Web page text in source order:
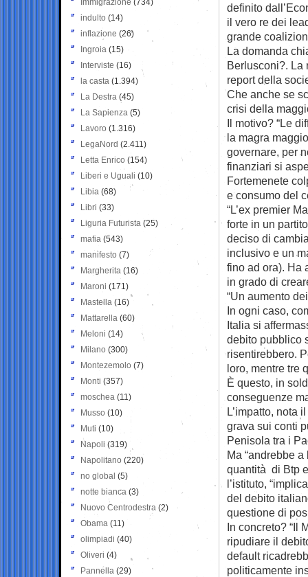
definito
il vero re dei
grande
La domanda
Berlusconi?. La
report della
Che anche se
crisi della
Il motivo? “Le
la magra
governare, per
finanziari si
Fortemenete
e consumo del
“L’ex premier
forte in un
deciso di
inclusivo e un
fino ad ora). Ha
in grado di
“Un aumento
In ogni caso,
Italia si
debito pubblico
risentirebbero.
loro, mentre tre
È questo, in
conseguenze
L’impatto, nota
grava sui conti
Penisola tra i
Ma “andrebbe
quantità di Btp
l’istituto,
del debito
questione di
In concreto? “Il
ripudiare il
default
politicamente
Immigrazione (734)
indulto (14)
inflazione (26)
Ingroia (15)
Interviste (16)
la casta (1.394)
La Destra (45)
La Sapienza (5)
Lavoro (1.316)
LegaNord (2.411)
Letta Enrico (154)
Liberi e Uguali (10)
Libia (68)
Libri (33)
Liguria Futurista (25)
mafia (543)
manifesto (7)
Margherita (16)
Maroni (171)
Mastella (16)
Mattarella (60)
Meloni (14)
Milano (300)
Montezemolo (7)
Monti (357)
moschea (11)
Musso (10)
Muti (10)
Napoli (319)
Napolitano (220)
no global (5)
notte bianca (3)
Nuovo Centrodestra (2)
Obama (11)
olimpiadi (40)
Oliveri (4)
Pannella (29)